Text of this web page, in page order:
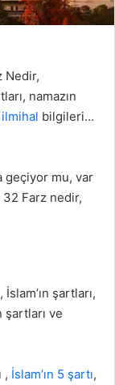
Nedir,
namazın
ilmihal bilgileri…
geçiyor mu, var
32 Farz nedir,
şartları,
şartları ve
, İslam’ın 5 şartı,